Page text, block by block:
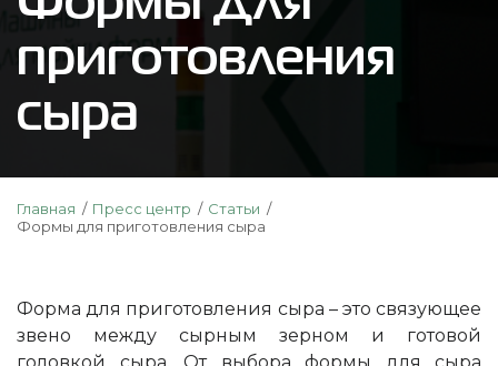
приготовления
сыра
Главная Пресс центр
Статьи
Формы для приготовления сыра
Форма для приготовления сыра – это связующее
звено между сырным зерном и готовой